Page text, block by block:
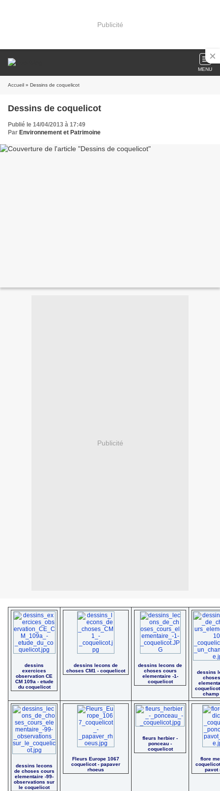
Publicité
MENU
Accueil » Dessins de coquelicot
Dessins de coquelicot
Publié le 14/04/2013 à 17:49
Par Environnement et Patrimoine
Publicité
dessins
exercices
observation CE
CM 109a - etude
du coquelicot
dessins lecons de
choses CM1 - coquelicot
dessins lecons de
choses cours
elementaire -1-
coquelicot
dessins
dessins lecons
de choses cours
elementaire -99-
observations sur
le coquelicot
Fleurs Europe 1067
coquelicot - papaver
rhoeus
fleurs herbier -
ponceau -
coquelicot
flore
pavot